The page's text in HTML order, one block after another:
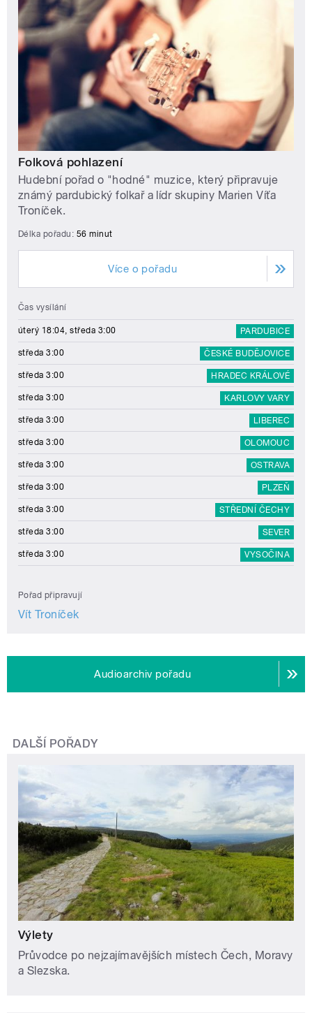
Folková pohlazení
Hudební pořad o "hodné" muzice, který připravuje
známý pardubický folkař a lídr skupiny Marien Víťa
Troníček.
Délka pořadu: 56 minut
Více o pořadu
Čas vysílání
úterý 18:04, středa 3:00 PARDUBICE
středa 3:00 ČESKÉ BUDĚJOVICE
středa 3:00 HRADEC KRÁLOVÉ
středa 3:00 KARLOVY VARY
středa 3:00 LIBEREC
středa 3:00 OLOMOUC
středa 3:00 OSTRAVA
středa 3:00 PLZEŇ
středa 3:00 STŘEDNÍ ČECHY
středa 3:00 SEVER
středa 3:00 VYSOČINA
Pořad připravují
Vít Troníček
Audioarchiv pořadu
DALŠÍ POŘADY
Výlety
Průvodce po nejzajímavějších místech Čech, Moravy
a Slezska.